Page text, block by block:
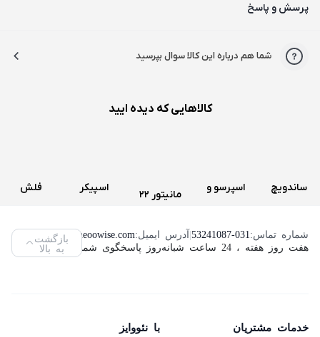
پرسش و پاسخ
شما هم درباره این کالا سوال بپرسید
کالاهایی که دیده ایید
ساندویچ
ساز کنوود
مدل
اسپرسو و
دولچه
Genio 2
مانیتور 22
مدل
اسپیکر
تسکو
مدل TS
فلش
ویکومن
مدل
شماره تماس: 53241087-031
|آدرس ایمیل:info@neoowise.com
هفت روز هفته ، 24 ساعت شبانه‌روز پاسخگوی شما هستیم.
بازگشت
به بالا
خدمات مشتریان با نئووایز